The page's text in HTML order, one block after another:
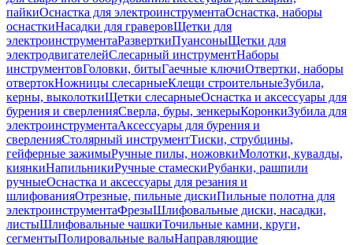
пайкиОснастка для электроинструментаОснастка, наборы
оснасткиНасадки для граверовЩетки для
электроинструментаРазверткиПуансоныЩетки для
электродвигателейСлесарный инструментНаборы
инструментовГоловки, битыГаечные ключиОтвертки, наборы
отвертокНожницы слесарныеКлещи строительныеЗубила,
керны, выколоткиЩетки слесарныеОснастка и аксессуары для
бурения и сверленияСверла, буры, зенкерыКоронкиЗубила для
электроинструментаАксессуары для бурения и
сверленияСтолярный инструментТиски, струбцины,
гейферные зажимыРучные пилы, ножовкиМолотки, кувалды,
киянкиНапильникиРучные стамескиРубанки, рашпили
ручныеОснастка и аксессуары для резания и
шлифованияОтрезные, пильные дискиПильные полотна для
электроинструментаФрезыШлифовальные диски, насадки,
листыШлифовальные чашкиТочильные камни, круги,
сегментыПолировальные валыНаправляющие